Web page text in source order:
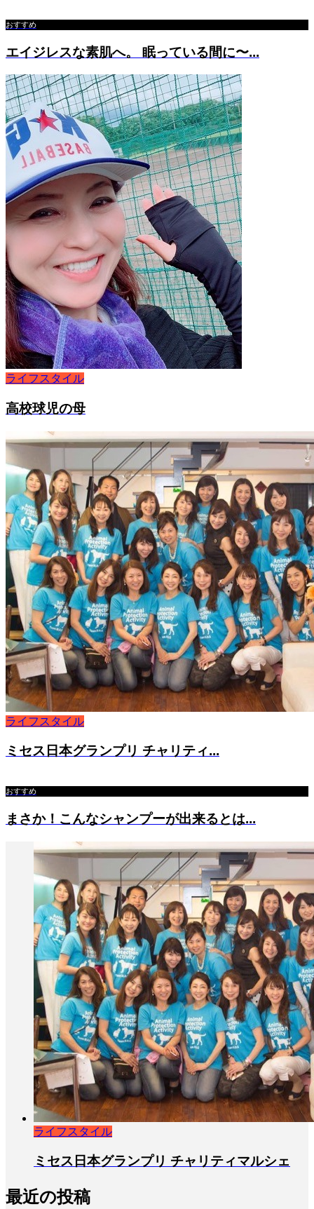
おすすめ
エイジレスな素肌へ。 眠っている間に〜...
ライフスタイル
高校球児の母
ライフスタイル
ミセス日本グランプリ チャリティ...
おすすめ
まさか！こんなシャンプーが出来るとは...
ライフスタイル
ミセス日本グランプリ チャリティマルシェ
最近の投稿